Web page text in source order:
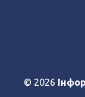
© 2026